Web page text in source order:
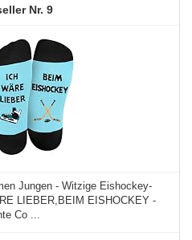
9
Jungen - Witzige Eishockey-
LIEBER,BEIM EISHOCKEY -
Co ...